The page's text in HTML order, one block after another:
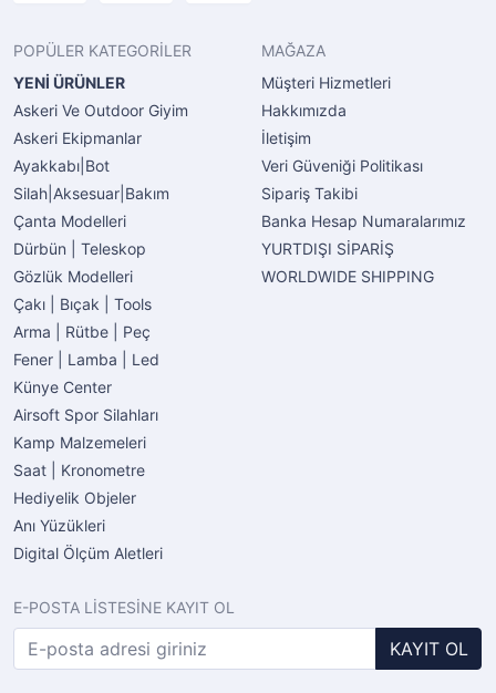
POPÜLER KATEGORİLER
YENİ ÜRÜNLER
Askeri Ve Outdoor Giyim
Askeri Ekipmanlar
Ayakkabı|Bot
Silah|Aksesuar|Bakım
Çanta Modelleri
Dürbün | Teleskop
Gözlük Modelleri
Çakı | Bıçak | Tools
Arma | Rütbe | Peç
Fener | Lamba | Led
Künye Center
Airsoft Spor Silahları
Kamp Malzemeleri
Saat | Kronometre
Hediyelik Objeler
Anı Yüzükleri
Digital Ölçüm Aletleri
MAĞAZA
Müşteri Hizmetleri
Hakkımızda
İletişim
Veri Güveniği Politikası
Sipariş Takibi
Banka Hesap Numaralarımız
YURTDIŞI SİPARİŞ
WORLDWIDE SHIPPING
E-POSTA LİSTESİNE KAYIT OL
KAYIT OL